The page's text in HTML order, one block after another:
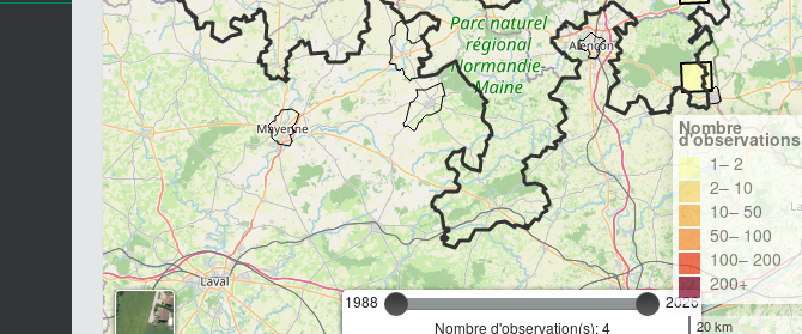
1988
2026
Nombre d'observation(s): 4
Nombre
d'observations
1– 2
2– 10
10– 50
50– 100
100– 200
200+
20 km